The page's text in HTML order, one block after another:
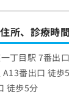
所、診療時間
丁目駅 7番出
A13番出口 徒歩
徒歩5分